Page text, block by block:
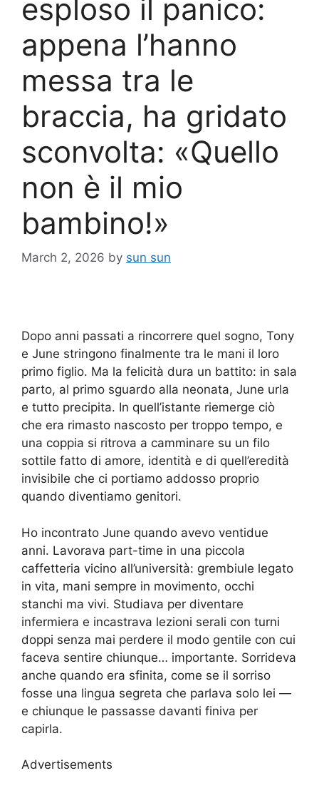
esploso il panico:
appena l’hanno
messa tra le
braccia, ha gridato
sconvolta: «Quello
non è il mio
bambino!»
March 2, 2026 by sun sun
Dopo anni passati a rincorrere quel sogno, Tony
e June stringono finalmente tra le mani il loro
primo figlio. Ma la felicità dura un battito: in sala
parto, al primo sguardo alla neonata, June urla
e tutto precipita. In quell’istante riemerge ciò
che era rimasto nascosto per troppo tempo, e
una coppia si ritrova a camminare su un filo
sottile fatto di amore, identità e di quell’eredità
invisibile che ci portiamo addosso proprio
quando diventiamo genitori.
Ho incontrato June quando avevo ventidue
anni. Lavorava part-time in una piccola
caffetteria vicino all’università: grembiule legato
in vita, mani sempre in movimento, occhi
stanchi ma vivi. Studiava per diventare
infermiera e incastrava lezioni serali con turni
doppi senza mai perdere il modo gentile con cui
faceva sentire chiunque… importante. Sorrideva
anche quando era sfinita, come se il sorriso
fosse una lingua segreta che parlava solo lei —
e chiunque le passasse davanti finiva per
capirla.
Advertisements